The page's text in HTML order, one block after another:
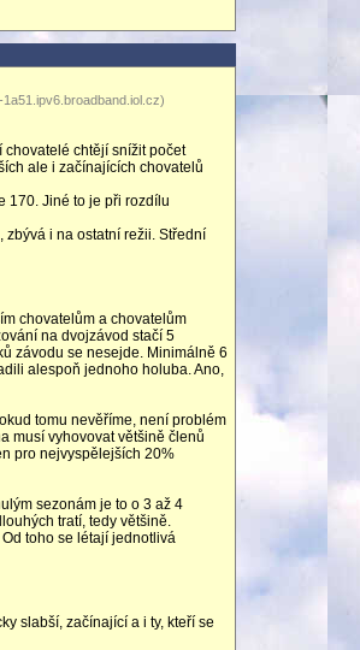
chovatelé chtějí snížit počet
ale i začínajících chovatelů
170. Jiné to je při rozdílu
i na ostatní režii. Střední
chovatelům a chovatelům
na dvojzávod stačí 5
závodu se nesejde. Minimálně 6
alespoň jednoho holuba. Ano,
tomu nevěříme, není problém
musí vyhovovat většině členů
pro nejvyspělejších 20%
sezonám je to o 3 až 4
tratí, tedy většině.
toho se létají jednotlivá
slabší, začínající a i ty, kteří se